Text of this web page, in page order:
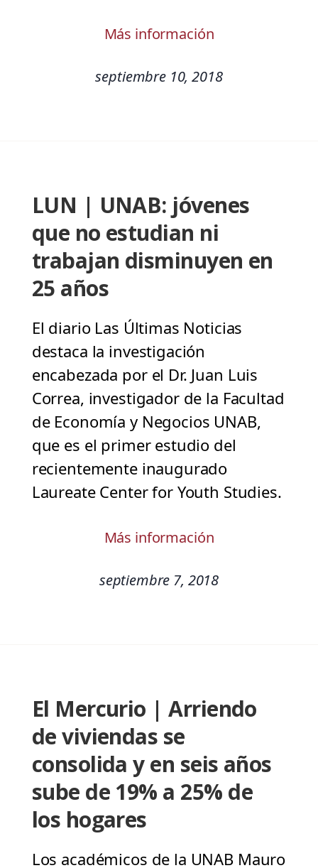
Más información
septiembre 10, 2018
LUN | UNAB: jóvenes
que no estudian ni
trabajan disminuyen en
25 años
El diario Las Últimas Noticias
destaca la investigación
encabezada por el Dr. Juan Luis
Correa, investigador de la Facultad
de Economía y Negocios UNAB,
que es el primer estudio del
recientemente inaugurado
Laureate Center for Youth Studies.
Más información
septiembre 7, 2018
El Mercurio | Arriendo
de viviendas se
consolida y en seis años
sube de 19% a 25% de
los hogares
Los académicos de la UNAB Mauro